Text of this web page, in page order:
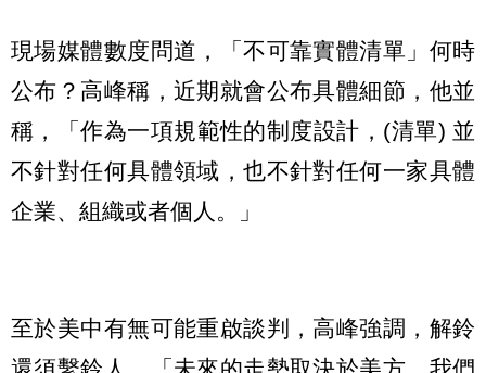
現場媒體數度問道，「不可靠實體清單」何時
公布？高峰稱，近期就會公布具體細節，他並
稱，「作為一項規範性的制度設計，(清單) 並
不針對任何具體領域，也不針對任何一家具體
企業、組織或者個人。」
至於美中有無可能重啟談判，高峰強調，解鈴